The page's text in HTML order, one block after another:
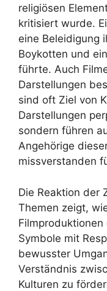
religiösen
kritisiert wurde.
eine Beleidigung
Boykotten und
führte. Auch
Darstellungen
sind oft Ziel von
Darstellungen
sondern führen
Angehörige
missverstanden
Die Reaktion der
Themen zeigt,
Symbole mit
bewusster
Verständnis
Kulturen zu